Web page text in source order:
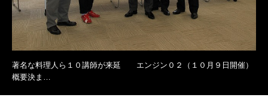
著名な料理人ら１０講師が来延 エンジン０２（１０月９日開催）
概要決ま…